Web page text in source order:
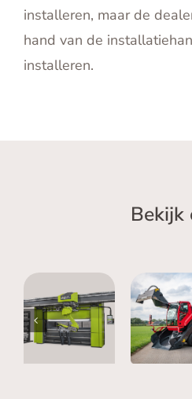
installeren, maar de
hand van de
installeren.
Bekijk
– Up-to-
date en
efficiënt
gemaakte
Alle
in